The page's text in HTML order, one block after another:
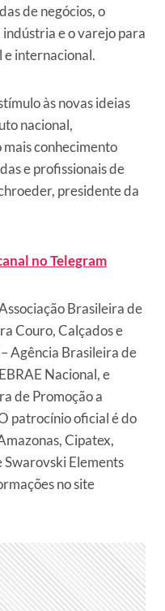
de negócios, o
e o varejo para
e internacional.
às novas ideias
nacional,
conhecimento
e profissionais de
presidente da
no Telegram
Brasileira de
Couro, Calçados e
Agência Brasileira de
Nacional, e
de Promoção a
patrocínio oficial é do
Cipatex,
Swarovski Elements
no site